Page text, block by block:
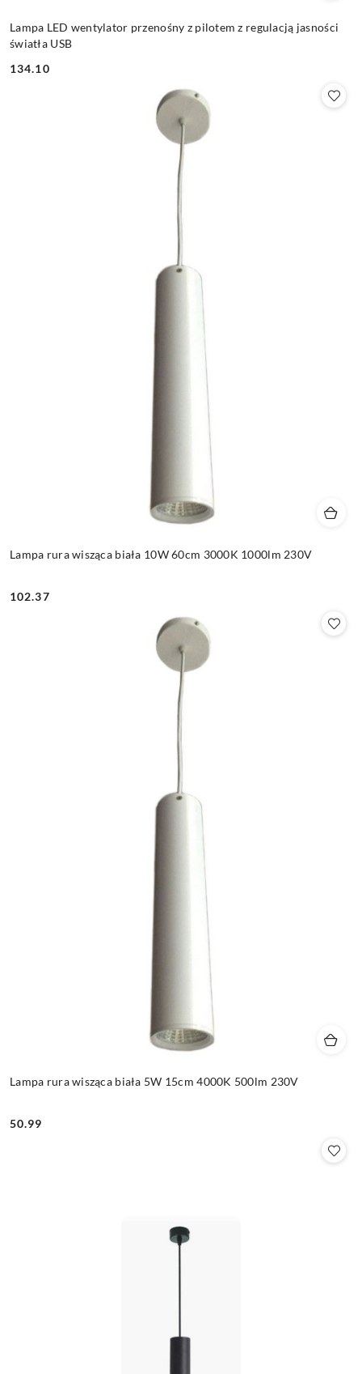
Lampa LED wentylator przenośny z pilotem z regulacją jasności
światła USB
Cena:
134.10
Lampa rura wisząca biała 10W 60cm 3000K 1000lm 230V
Cena:
102.37
Lampa rura wisząca biała 5W 15cm 4000K 500lm 230V
Cena:
50.99